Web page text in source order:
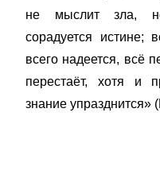
не мыслит зла,
сорадуется истине;
всего надеется, всё
перестаёт, хотя и
знание упразднится»